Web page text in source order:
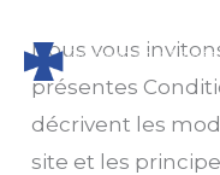
au
contenu
Nous vous
présentes
décrivent les
site et les